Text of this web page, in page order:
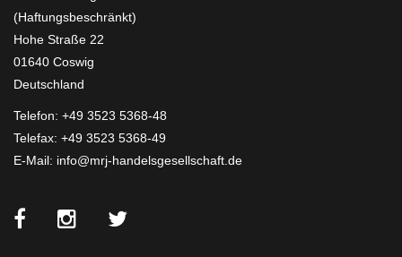
(Haftungsbeschränkt)
Hohe Straße 22
01640 Coswig
Deutschland
Telefon: +49 3523 5368-48
Telefax: +49 3523 5368-49
E-Mail: info@mrj-handelsgesellschaft.de